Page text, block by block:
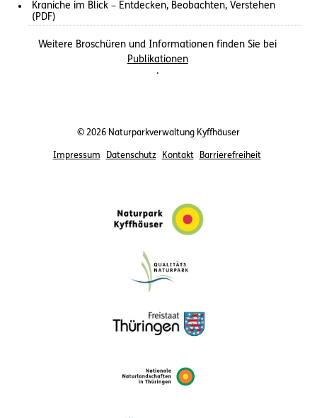
Kraniche im Blick – Entdecken, Beobachten, Verstehen
(PDF)
Weitere Broschüren und Informationen finden Sie bei
Publikationen
.
© 2026 Naturparkverwaltung Kyffhäuser
Impressum Datenschutz Kontakt Barrierefreiheit